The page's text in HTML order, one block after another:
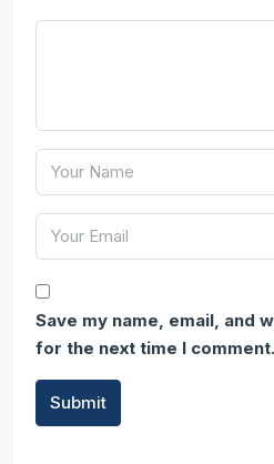
Save my name, email, and
for the next time I comment.
Submit